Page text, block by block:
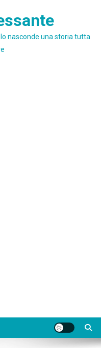
nasconde una storia tutta